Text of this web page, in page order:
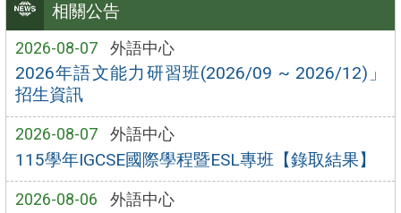
相關公告
2026-08-07 外語中心
2026年語文能力研習班(2026/09 ~ 2026/12)」
招生資訊
2026-08-07 外語中心
115學年IGCSE國際學程暨ESL專班【錄取結果】
2026-08-06 外語中心